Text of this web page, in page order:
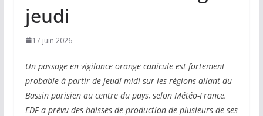
jeudi
17 juin 2026
Un passage en vigilance orange canicule est fortement
probable à partir de jeudi midi sur les régions allant du
Bassin parisien au centre du pays, selon Météo-France.
EDF a prévu des baisses de production de plusieurs de ses